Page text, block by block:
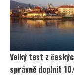
Velký test z
správně doplnit